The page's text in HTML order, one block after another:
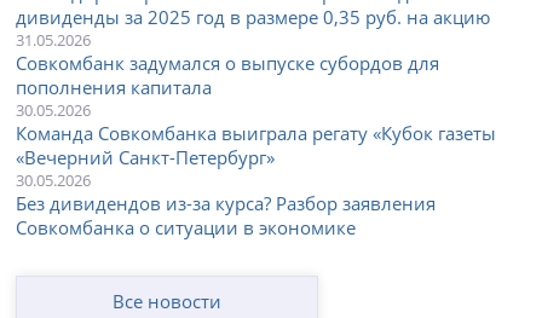
дивиденды за 2025 год в размере 0,35 руб. на акцию
31.05.2026
Совкомбанк задумался о выпуске субордов для
пополнения капитала
30.05.2026
Команда Совкомбанка выиграла регату «Кубок газеты
«Вечерний Санкт-Петербург»
30.05.2026
Без дивидендов из-за курса? Разбор заявления
Совкомбанка о ситуации в экономике
Все новости